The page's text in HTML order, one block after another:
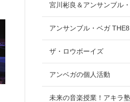
宮川彬良＆アンサンブル
アンサンブル・ベガ THE8
ザ・ロウボーイズ
アンベガの個人活動
未来の音楽授業！アキラ塾